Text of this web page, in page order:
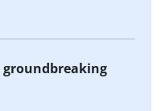
groundbreaking